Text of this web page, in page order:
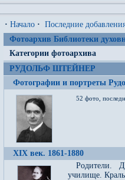
· Начало · Последние
Фотоархив Библиотеки
Категории фотоархива
РУДОЛЬФ ШТЕЙНЕР
Фотографии и портреты
52 фото,
XIX век. 1861-1880
Родители.
училище.